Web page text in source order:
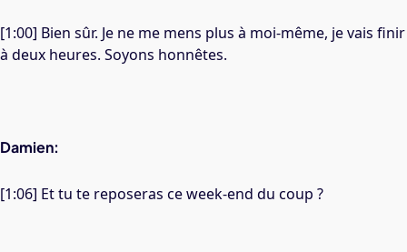
[1:00] Bien sûr. Je ne me mens plus à moi-même, je vais finir
à deux heures. Soyons honnêtes.
Damien:
[1:06] Et tu te reposeras ce week-end du coup ?